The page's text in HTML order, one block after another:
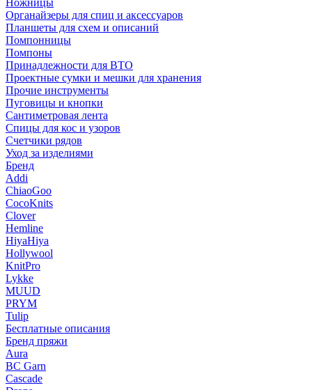
Ножницы
Органайзеры для спиц и аксессуаров
Планшеты для схем и описаний
Помпонницы
Помпоны
Принадлежности для ВТО
Проектные сумки и мешки для хранения
Прочие инструменты
Пуговицы и кнопки
Сантиметровая лента
Спицы для кос и узоров
Счетчики рядов
Уход за изделиями
Бренд
Addi
ChiaoGoo
CocoKnits
Clover
Hemline
HiyaHiya
Hollywool
KnitPro
Lykke
MUUD
PRYM
Tulip
Бесплатные описания
Бренд пряжи
Aura
BC Garn
Cascade